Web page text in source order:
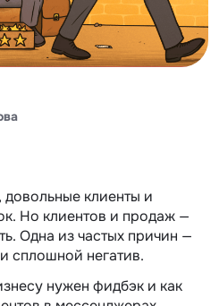
клиенты и
Но клиентов и продаж —
Одна из частых причин —
сплошной негатив.
нужен фидбэк и как